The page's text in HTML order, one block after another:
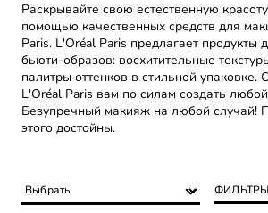
Раскрывайте свою естественную
помощью качественных средств для
Paris. L'Oréal Paris предлагает продукты
бьюти-образов: восхитительные
палитры оттенков в стильной упаковке.
L'Oréal Paris вам по силам создать
Безупречный макияж на любой случай!
этого достойны.
ФИЛЬТРЫ